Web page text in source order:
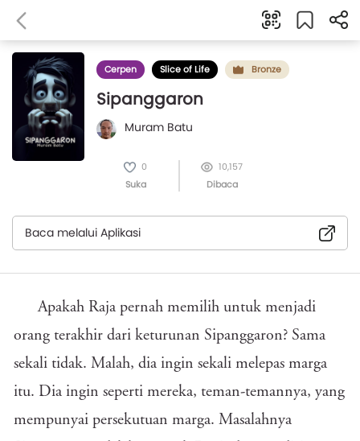
Cerpen Slice of Life Bronze
Sipanggaron
Muram Batu
0
Suka
10,157
Dibaca
Baca melalui Aplikasi
Apakah Raja pernah memilih untuk menjadi
orang terakhir dari keturunan Sipanggaron? Sama
sekali tidak. Malah, dia ingin sekali melepas marga
itu. Dia ingin seperti mereka, teman-temannya, yang
mempunyai persekutuan marga. Masalahnya